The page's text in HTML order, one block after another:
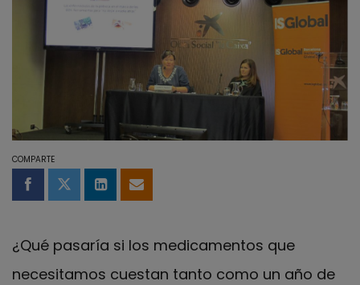
COMPARTE
Compartir en Facebook
Compartir en Twitter
Compartir en LinkedIn
Compartir por email
¿Qué pasaría si los medicamentos que
necesitamos cuestan tanto como un año de